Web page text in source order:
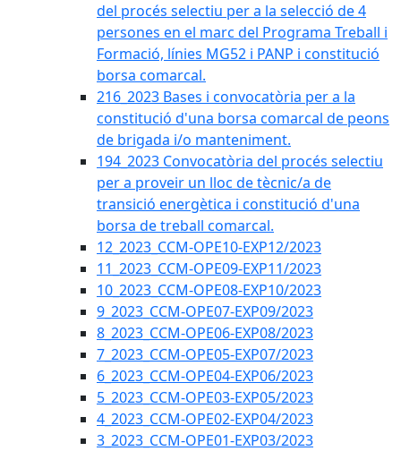
del procés selectiu per a la selecció de 4
persones en el marc del Programa Treball i
Formació, línies MG52 i PANP i constitució
borsa comarcal.
216_2023 Bases i convocatòria per a la
constitució d'una borsa comarcal de peons
de brigada i/o manteniment.
194_2023 Convocatòria del procés selectiu
per a proveir un lloc de tècnic/a de
transició energètica i constitució d'una
borsa de treball comarcal.
12_2023_CCM-OPE10-EXP12/2023
11_2023_CCM-OPE09-EXP11/2023
10_2023_CCM-OPE08-EXP10/2023
9_2023_CCM-OPE07-EXP09/2023
8_2023_CCM-OPE06-EXP08/2023
7_2023_CCM-OPE05-EXP07/2023
6_2023_CCM-OPE04-EXP06/2023
5_2023_CCM-OPE03-EXP05/2023
4_2023_CCM-OPE02-EXP04/2023
3_2023_CCM-OPE01-EXP03/2023